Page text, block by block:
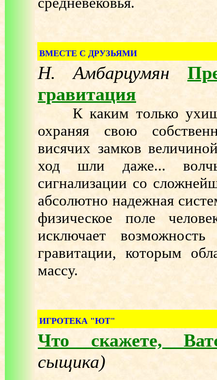
ВМЕСТЕ С ДРУЗЬЯМИ
Н. Амбарцумян
гравитация
К каким только
охраняя свою
висячих замков
ход шли даже...
сигнализации со
абсолютно надежная
физическое поле
исключает
гравитации, которым
массу.
ИГРОТЕКА "ЮТ"
Что скажете,
сыщика)